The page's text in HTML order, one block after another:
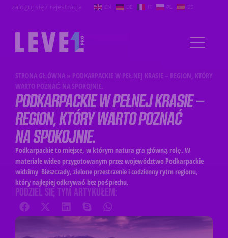
zaloguj się / rejestracja EN DE IT PL ES
STRONA GŁÓWNA » PODKARPACKIE W PEŁNEJ KRASIE – REGION, KTÓRY
WARTO POZNAĆ NA SPOKOJNIE.
PODKARPACKIE W PEŁNEJ KRASIE –
REGION, KTÓRY WARTO POZNAĆ
NA SPOKOJNIE.
Podkarpackie to miejsce, w którym natura gra główną rolę. W
materiale wideo przygotowanym przez województwo Podkarpackie
widzimy Bieszczady, zielone przestrzenie i codzienny rytm regionu,
który najlepiej odkrywać bez pośpiechu.
PODZIEL SIĘ TYM ARTYKUŁEM: